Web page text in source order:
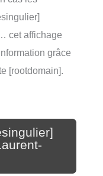
cet affichage
grâce
[rootdomain].